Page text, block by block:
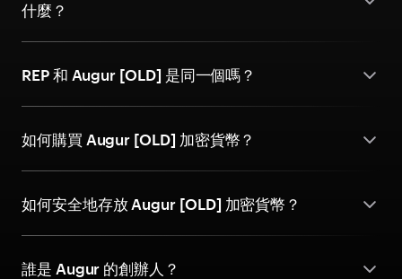
什麼？
REP 和 Augur [OLD] 是同一個嗎？
如何購買 Augur [OLD] 加密貨幣？
如何安全地存放 Augur [OLD] 加密貨幣？
誰是 Augur 的創辦人？